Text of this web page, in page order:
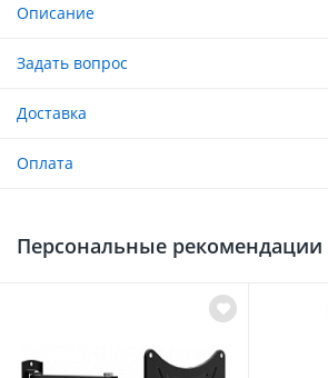
Описание
Задать вопрос
Доставка
Оплата
Персональные рекомендации